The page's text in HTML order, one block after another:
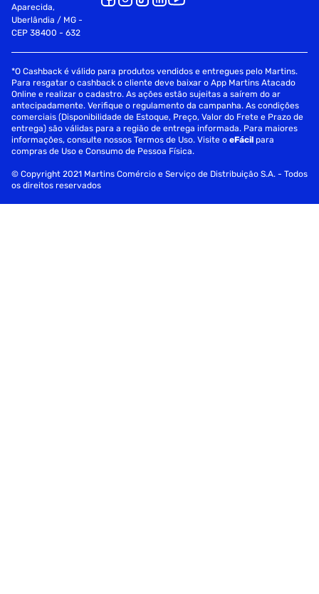
Aparecida,
Uberlândia / MG -
CEP 38400 - 632
*O Cashback é válido para produtos vendidos e entregues pelo Martins.
Para resgatar o cashback o cliente deve baixar o App Martins Atacado
Online e realizar o cadastro. As ações estão sujeitas a saírem do ar
antecipadamente. Verifique o regulamento da campanha. As condições
comerciais (Disponibilidade de Estoque, Preço, Valor do Frete e Prazo de
entrega) são válidas para a região de entrega informada. Para maiores
informações, consulte nossos Termos de Uso. Visite oeFácil para
compras de Uso e Consumo de Pessoa Física.
© Copyright 2021 Martins Comércio e Serviço de Distribuição S.A. - Todos
os direitos reservados